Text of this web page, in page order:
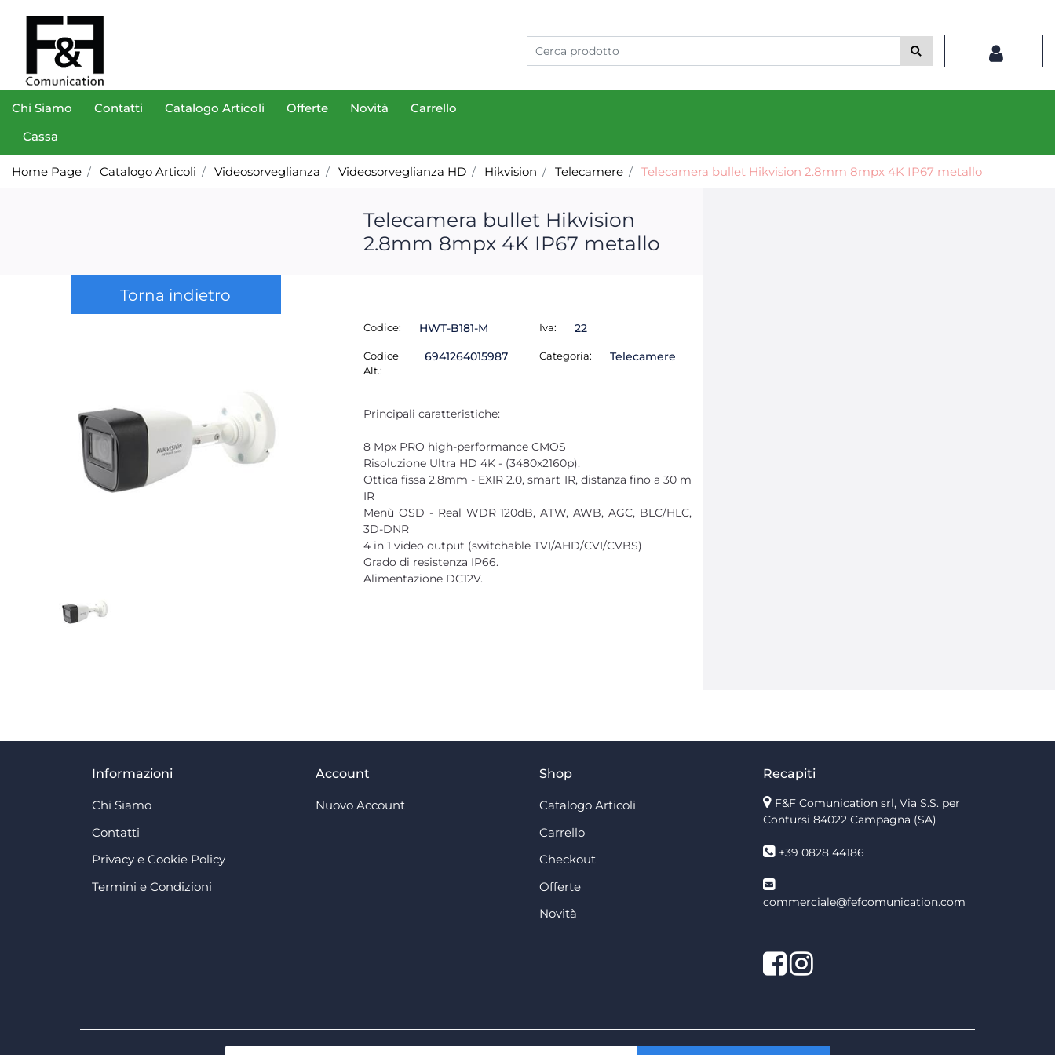
Chi Siamo Contatti Catalogo Articoli Offerte Novità
Carrello
Cassa
Home Page Catalogo Articoli Videosorveglianza Videosorveglianza HD Hikvision Telecamere Telecamera bullet Hikvision 2.8mm 8mpx 4K IP67 metallo
Torna indietro
Telecamera bullet Hikvision
2.8mm 8mpx 4K IP67 metallo
Codice: HWT-B181-M
Codice
Alt.:
6941264015987
Iva: 22
Categoria: Telecamere
Principali caratteristiche:
8 Mpx PRO high-performance CMOS
Risoluzione Ultra HD 4K - (3480x2160p).
Ottica fissa 2.8mm - EXIR 2.0, smart IR, distanza fino a 30 m
IR
Menù OSD - Real WDR 120dB, ATW, AWB, AGC, BLC/HLC,
3D-DNR
4 in 1 video output (switchable TVI/AHD/CVI/CVBS)
Grado di resistenza IP66.
Alimentazione DC12V.
Informazioni
Chi Siamo
Contatti
Privacy e Cookie Policy
Termini e Condizioni
Account
Nuovo Account
Shop
Catalogo Articoli
Carrello
Checkout
Offerte
Novità
Recapiti
F&F Comunication srl, Via S.S. per
Contursi 84022 Campagna (SA)
+39 0828 44186
commerciale@fefcomunication.com
Facebook
Twitter